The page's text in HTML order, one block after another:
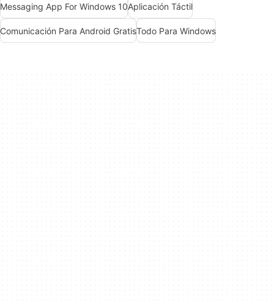
Messaging App For Windows 10Aplicación Táctil
Comunicación Para Android GratisTodo Para Windows